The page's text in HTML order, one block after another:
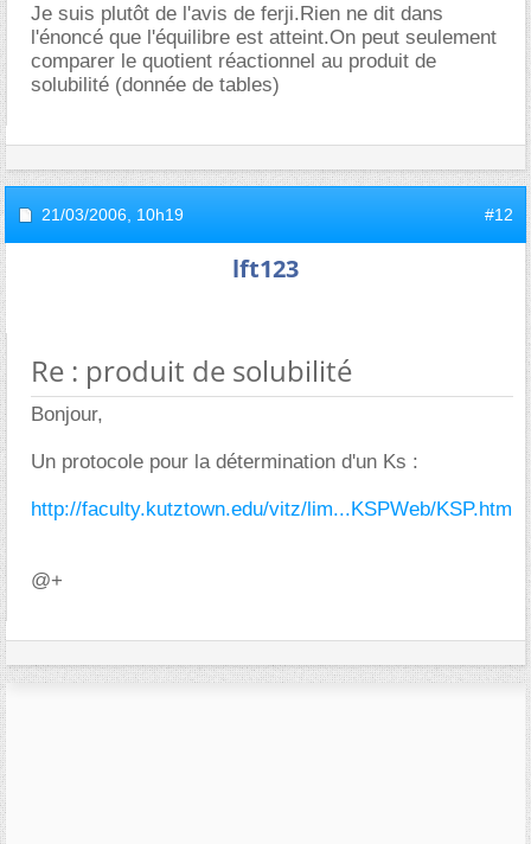
Je suis plutôt de l'avis de ferji.Rien ne dit dans
l'énoncé que l'équilibre est atteint.On peut seulement
comparer le quotient réactionnel au produit de
solubilité (donnée de tables)
21/03/2006, 10h19 #12
lft123
Re : produit de solubilité
Bonjour,
Un protocole pour la détermination d'un Ks :
http://faculty.kutztown.edu/vitz/lim...KSPWeb/KSP.htm
@+